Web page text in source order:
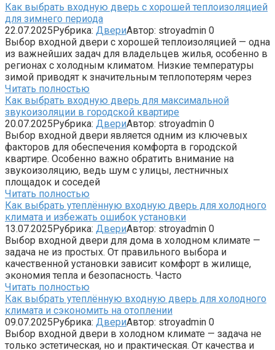
Как выбрать входную дверь с хорошей теплоизоляцией
для зимнего периода
22.07.2025Рубрика: ДвериАвтор: stroyadmin 0
Выбор входной двери с хорошей теплоизоляцией — одна
из важнейших задач для владельцев жилья, особенно в
регионах с холодным климатом. Низкие температуры
зимой приводят к значительным теплопотерям через
Читать полностью
Как выбрать входную дверь для максимальной
звукоизоляции в городской квартире
20.07.2025Рубрика: ДвериАвтор: stroyadmin 0
Выбор входной двери является одним из ключевых
факторов для обеспечения комфорта в городской
квартире. Особенно важно обратить внимание на
звукоизоляцию, ведь шум с улицы, лестничных
площадок и соседей
Читать полностью
Как выбрать утеплённую входную дверь для холодного
климата и избежать ошибок установки
13.07.2025Рубрика: ДвериАвтор: stroyadmin 0
Выбор входной двери для дома в холодном климате —
задача не из простых. От правильного выбора и
качественной установки зависит комфорт в жилище,
экономия тепла и безопасность. Часто
Читать полностью
Как выбрать утеплённую входную дверь для холодного
климата и сэкономить на отоплении
09.07.2025Рубрика: ДвериАвтор: stroyadmin 0
Выбор входной двери в холодном климате — задача не
только эстетическая, но и практическая. От качества и